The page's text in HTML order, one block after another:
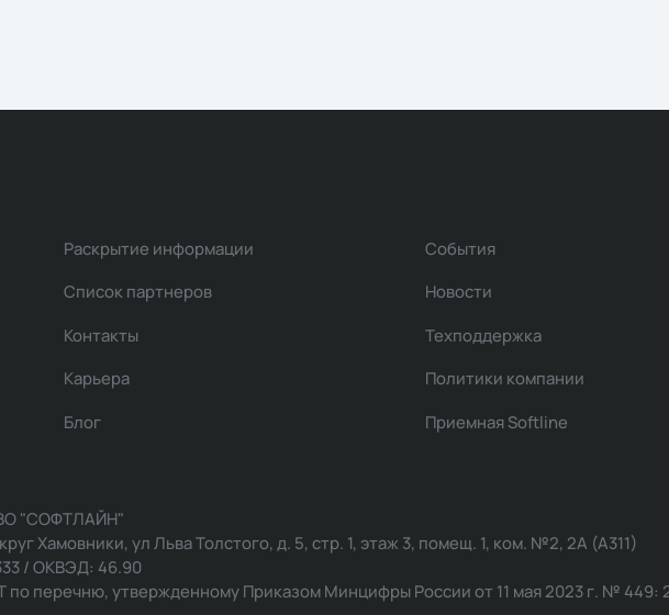
Раскрытие информации
Список партнеров
Контакты
Карьера
Блог
События
Новости
Техподдержка
Политики компании
Приемная Softline
"СОФТЛАЙН"
Хамовники, ул Льва Толстого, д. 5, стр. 1, этаж 3, помещ. 1, ком. №2, 2А (А311)
/ ОКВЭД: 46.90
по перечню, утвержденному Приказом Минцифры России от 11 мая 2023 г. № 449: